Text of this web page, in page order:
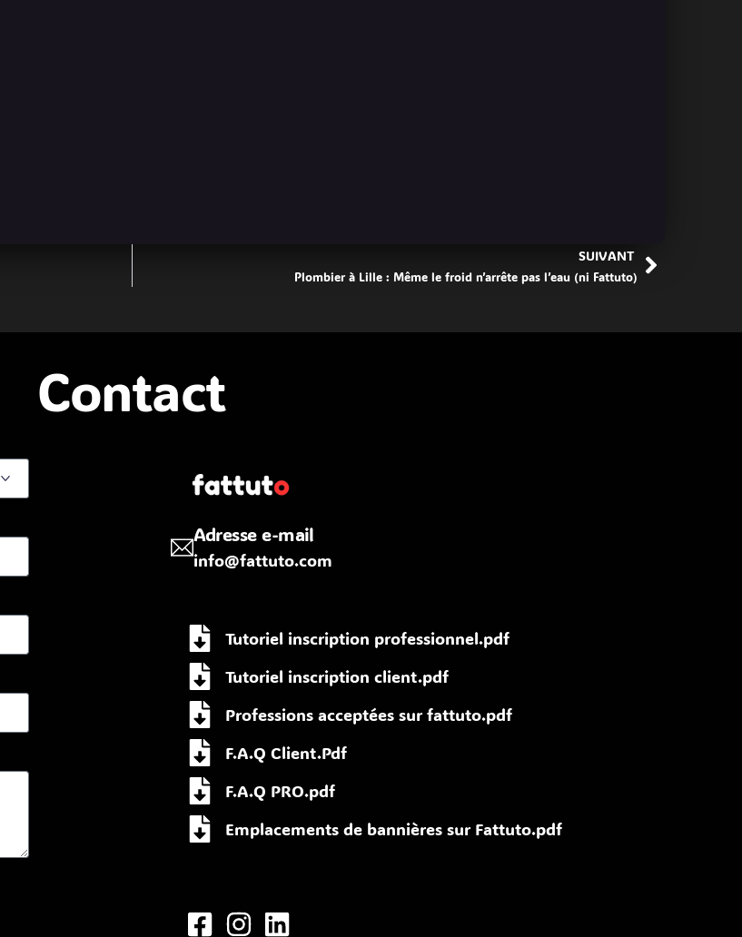
SUIVANT
Plombier à Lille : Même le froid n’arrête pas l’eau (ni Fattuto)
Contact
Adresse e-mail
info@fattuto.com
Tutoriel inscription professionnel.pdf
Tutoriel inscription client.pdf
Professions acceptées sur fattuto.pdf
F.A.Q Client.Pdf
F.A.Q PRO.pdf
Emplacements de bannières sur Fattuto.pdf